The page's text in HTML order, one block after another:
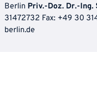
Berlin Priv.-Doz. Dr.-Ing.
31472732 Fax: +49 30
berlin.de